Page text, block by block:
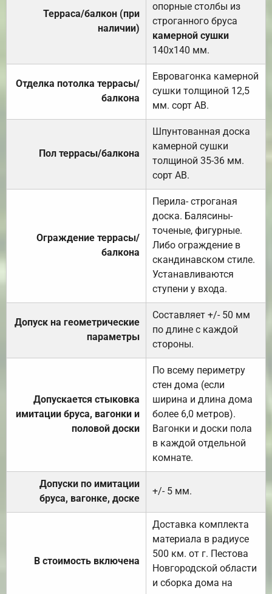
Терраса/балкон (при
наличии)
опорные столбы из
строганного бруса
камерной сушки
140х140 мм.
Отделка потолка террасы/
балкона
Евровагонка камерной
сушки толщиной 12,5
мм. сорт АВ.
Пол террасы/балкона
Шпунтованная доска
камерной сушки
толщиной 35-36 мм.
сорт АВ.
Ограждение террасы/
балкона
Перила- строганая
доска. Балясины-
точеные, фигурные.
Либо ограждение в
скандинавском стиле.
Устанавливаются
ступени у входа.
Допуск на геометрические
параметры
Составляет +/- 50 мм
по длине с каждой
стороны.
Допускается стыковка
имитации бруса, вагонки и
половой доски
По всему периметру
стен дома (если
ширина и длина дома
более 6,0 метров).
Вагонки и доски пола
в каждой отдельной
комнате.
Допуски по имитации
бруса, вагонке, доске
+/- 5 мм.
В стоимость включена
Доставка комплекта
материала в радиусе
500 км. от г. Пестова
Новгородской области
и сборка дома на